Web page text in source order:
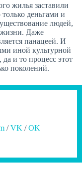
жилья заставили
деньгами и
людей,
жизни. Даже
панацеей. И
иной культурной
и то процесс этот
поколений.
/VK /OK